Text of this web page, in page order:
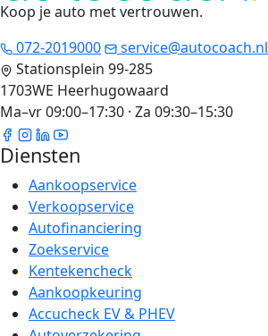
Koop je auto met vertrouwen.
072-2019000
service@autocoach.nl
Stationsplein 99-285
1703WE Heerhugowaard
Ma–vr 09:00–17:30 · Za 09:30–15:30
Diensten
Aankoopservice
Verkoopservice
Autofinanciering
Zoekservice
Kentekencheck
Aankoopkeuring
Accucheck EV & PHEV